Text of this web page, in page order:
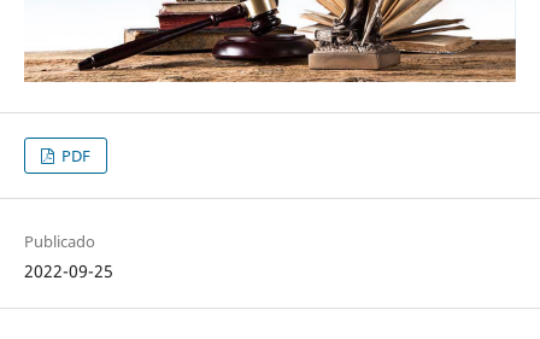
PDF
Publicado
2022-09-25